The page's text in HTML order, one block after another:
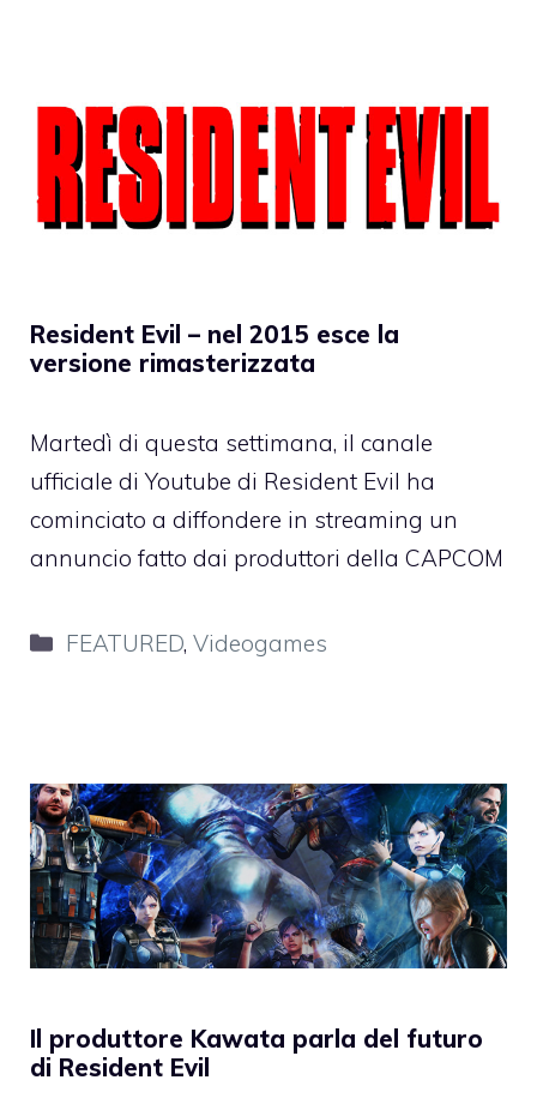
Resident Evil – nel 2015 esce la
versione rimasterizzata
Martedì di questa settimana, il canale
ufficiale di Youtube di Resident Evil ha
cominciato a diffondere in streaming un
annuncio fatto dai produttori della CAPCOM
Categorie
FEATURED,Videogames
Il produttore Kawata parla del futuro
di Resident Evil